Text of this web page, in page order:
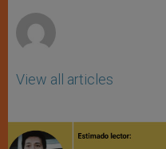
View all articles